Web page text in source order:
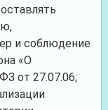
и соблюдение
«О
от 27.07.06;